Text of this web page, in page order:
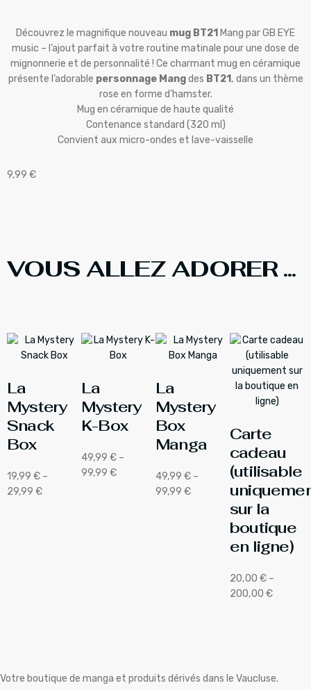
Découvrez le magnifique nouveau mug BT21 Mang par GB EYE
music – l’ajout parfait à votre routine matinale pour une dose de
mignonnerie et de personnalité ! Ce charmant mug en céramique
présente l’adorable personnage Mangdes BT21 , dans un thème
rose en forme d’hamster.
Mug en céramique de haute qualité
Contenance standard (320 ml)
Convient aux micro-ondes et lave-vaisselle
9,99 €
VOUS ALLEZ ADORER ...
La
Mystery
Snack
Box
19,99 € –
29,99 €
La
Mystery
K-Box
49,99 € –
99,99 €
La
Mystery
Box
Manga
49,99 € –
99,99 €
Carte
cadeau
(utilisable
sur la
boutique
en ligne)
20,00 € –
200,00 €
Votre boutique de manga et produits dérivés dans le Vaucluse.